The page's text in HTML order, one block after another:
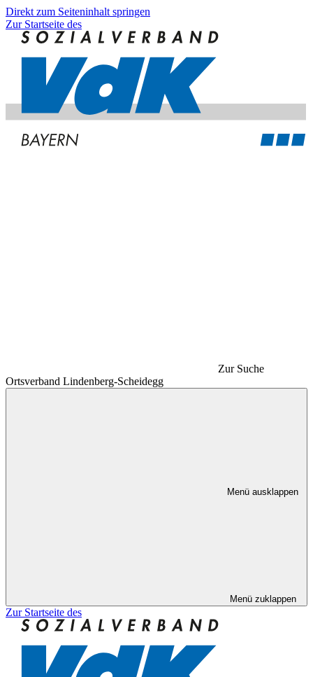
Direkt zum Seiteninhalt springen
Zur Startseite des
Zur Suche
Ortsverband Lindenberg-Scheidegg
Menü ausklappen
Menü zuklappen
Zur Startseite des